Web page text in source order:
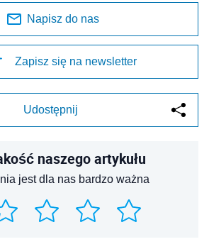
Napisz do nas
Zapisz się na newsletter
Udostępnij
naszego artykułu
jest dla nas bardzo ważna